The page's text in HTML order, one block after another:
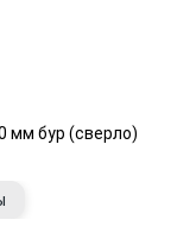
мм бур (сверло)